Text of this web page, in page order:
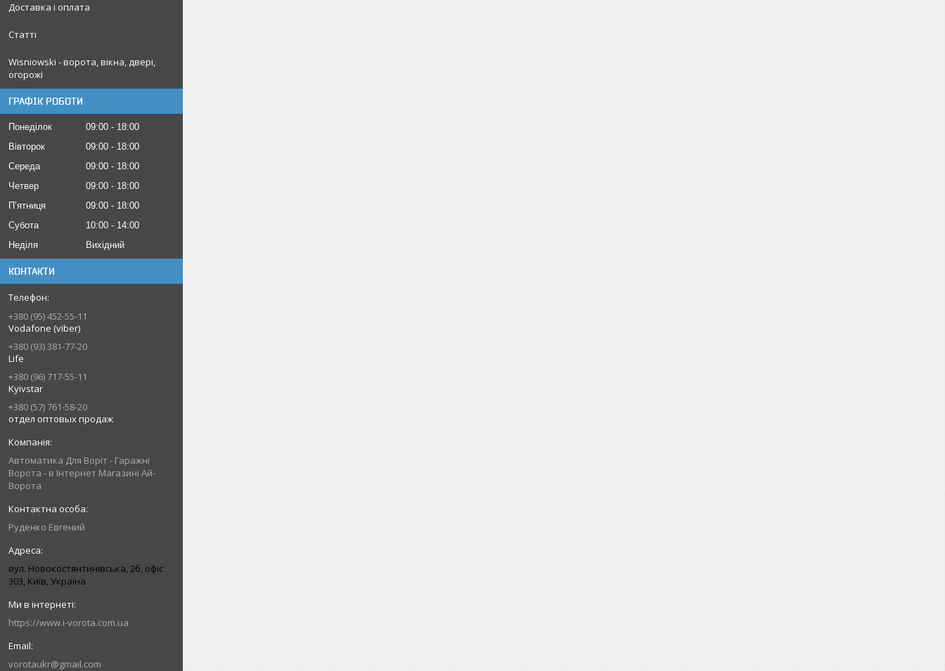
Доставка і оплата
Статті
Wisniowski - ворота, вікна, двері,
огорожі
ГРАФІК РОБОТИ
Понеділок 09:00
18:00
Вівторок
09:00
18:00
Середа
09:00
18:00
Четвер
09:00
18:00
Пʼятниця
09:00
18:00
Субота
10:00
14:00
Неділя
Вихідний
КОНТАКТИ
+380 (95) 452-55-11
Vodafone (viber)
+380 (93) 381-77-20
Life
+380 (96) 717-55-11
Kyivstar
+380 (57) 761-58-20
отдел оптовых продаж
Автоматика Для Воріт - Гаражні
Ворота - в Інтернет Магазині Ай-
Ворота
Руденко Евгений
вул. Новокостянтинівська, 2б, офіс
303, Київ, Україна
https://www.i-vorota.com.ua
vorotaukr@gmail.com